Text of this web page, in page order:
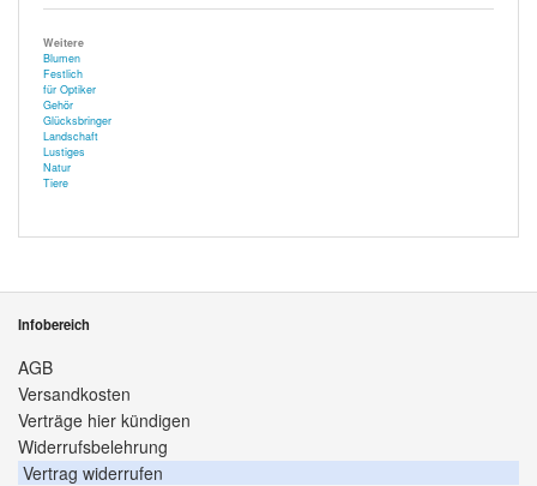
Weitere
Blumen
Festlich
für Optiker
Gehör
Glücksbringer
Landschaft
Lustiges
Natur
Tiere
Infobereich
AGB
Versandkosten
Verträge hier kündigen
Widerrufsbelehrung
Vertrag widerrufen